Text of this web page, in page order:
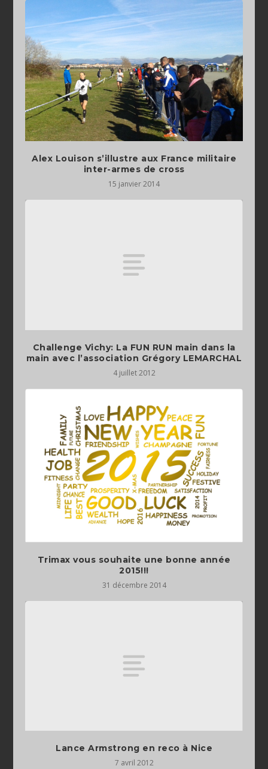
Alex Louison s’illustre aux France militaire
inter-armes de cross
15 janvier 2014
Challenge Vichy: La FUN RUN main dans la
main avec l’association Grégory LEMARCHAL
4 juillet 2012
Trimax vous souhaite une bonne année
2015!!!
31 décembre 2014
Lance Armstrong en reco à Nice
7 avril 2012